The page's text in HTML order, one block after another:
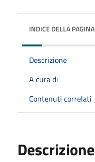
INDICE DELLA PAGINA
Descrizione
A cura di
Contenuti correlati
Descrizione